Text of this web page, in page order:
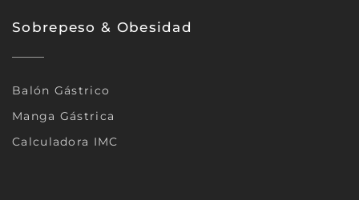
Sobrepeso & Obesidad
Balón Gástrico
Manga Gástrica
Calculadora IMC